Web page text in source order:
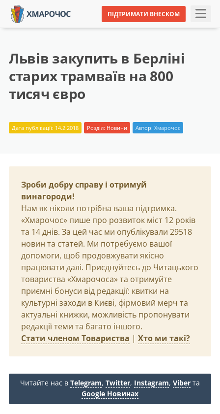
ПІДТРИМАТИ ВНЕСКОМ
Львів закупить в Берліні
старих трамваїв на 800
тисяч євро
Дата публікації: 14.2.2018 Розділ: Новини Автор: Хмарочос
Зроби добру справу і отримуй
винагороди!
Нам як ніколи потрібна ваша підтримка.
«Хмарочос» пише про розвиток міст 12 років
та 14 днів. За цей час ми опублікували 29518
новин та статей. Ми потребуємо вашої
допомоги, щоб продовжувати якісно
працювати далі. Приєднуйтесь до Читацького
товариства «Хмарочоса» та отримуйте
приємні бонуси від редакції: квитки на
культурні заходи в Києві, фірмовий мерч та
актуальні книжки, можливість пропонувати
редакції теми та багато іншого.
Стати членом Товариства | Хто ми такі?
Читайте нас в Telegram, Twitter, Instagram, Viber та
Google Новинах